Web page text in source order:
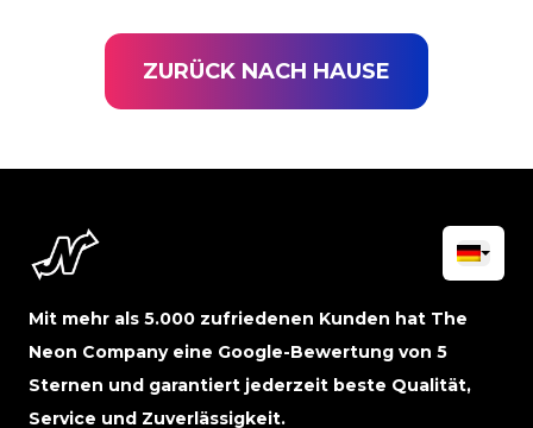
ZURÜCK NACH HAUSE
Mit mehr als 5.000 zufriedenen Kunden hat The
Neon Company eine Google-Bewertung von 5
Sternen und garantiert jederzeit beste Qualität,
Service und Zuverlässigkeit.